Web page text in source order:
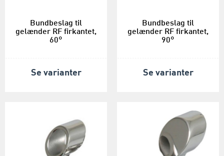
Bundbeslag til
gelænder RF firkantet,
60°
Se varianter
Bundbeslag til
gelænder RF firkantet,
90°
Se varianter